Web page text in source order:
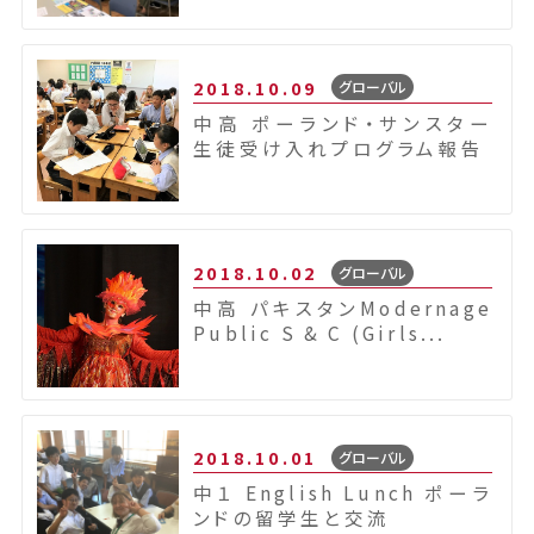
2018.10.09 グローバル
中高 ポーランド・サンスター
生徒受け入れプログラム報告
2018.10.02 グローバル
中高 パキスタンModernage
Public S & C (Girls...
2018.10.01 グローバル
中１ English Lunch ポーラ
ンドの留学生と交流